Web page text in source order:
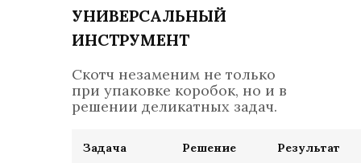
УНИВЕРСАЛЬНЫЙ
ИНСТРУМЕНТ
Скотч незаменим не только
при упаковке коробок, но и в
решении деликатных задач.
Задача Решение Результат